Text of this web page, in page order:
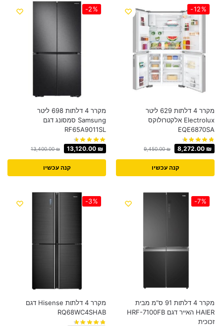
-12%
מקרר 4 דלתות 629 ליטר
Electrolux אלקטרולוקס
EQE6870SA
9,450.00₪ 8,272.00 ₪
קנה עכשיו
-2%
מקרר 4 דלתות 698 ליטר
Samsung סמסונג דגם
RF65A9011SL
13,400.00₪ 13,120.00 ₪
קנה עכשיו
-7%
מקרר 4 דלתות 91 ס"מ מבית
HAIER האייר דגם HRF-7100FB
זכוכית
-3%
מקרר 4 דלתות Hisense דגם
RQ68WC4SHAB